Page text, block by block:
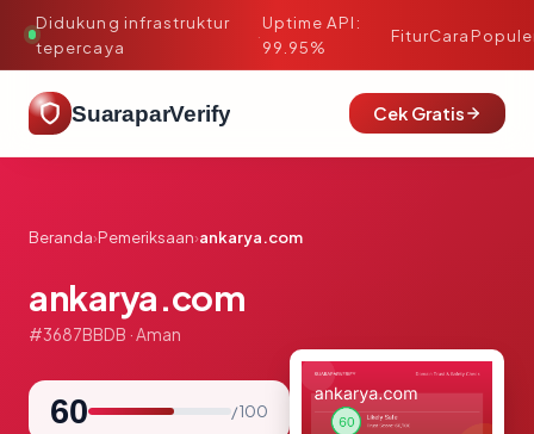
Didukung infrastruktur
tepercaya
·
Uptime API:
99.95%
FiturCara
SuaraparVerify Cek Gratis
Beranda›Pemeriksaan›ankarya.com
ankarya.com
#3687BBDB · Aman
60 / 100